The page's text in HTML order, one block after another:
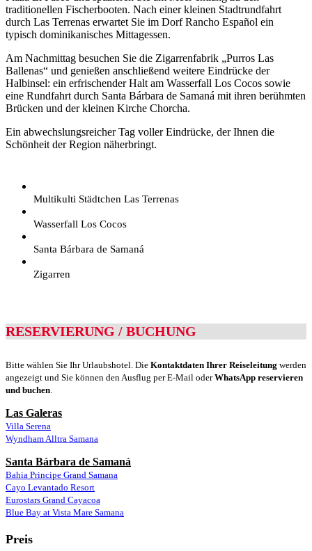
traditionellen Fischerbooten. Nach einer kleinen Stadtrundfahrt
durch Las Terrenas erwartet Sie im Dorf Rancho Español ein
typisch dominikanisches Mittagessen.
Am Nachmittag besuchen Sie die Zigarrenfabrik „Purros Las
Ballenas“ und genießen anschließend weitere Eindrücke der
Halbinsel: ein erfrischender Halt am Wasserfall Los Cocos sowie
eine Rundfahrt durch Santa Bárbara de Samaná mit ihren berühmten
Brücken und der kleinen Kirche Chorcha.
Ein abwechslungsreicher Tag voller Eindrücke, der Ihnen die
Schönheit der Region näherbringt.
Multikulti Städtchen Las Terrenas
Wasserfall Los Cocos
Santa Bárbara de Samaná
Zigarren
RESERVIERUNG / BUCHUNG
Bitte wählen Sie Ihr Urlaubshotel. Die Kontaktdaten Ihrer Reiseleitung werden
angezeigt und Sie können den Ausflug per E-Mail oderWhatsApp reservieren
und buchen
Las Galeras
Villa Serena
Wyndham Alltra Samana
Santa Bárbara de Samaná
Bahia Principe Grand Samana
Cayo Levantado Resort
Eurostars Grand Cayacoa
Blue Bay at Vista Mare Samana
Preis